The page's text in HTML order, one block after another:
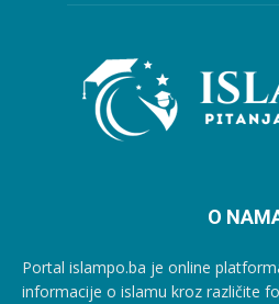
O
Portal islampo.ba je online
informacije o islamu kroz različite